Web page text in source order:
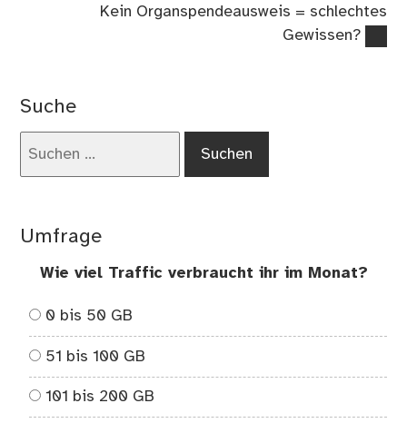
Nächster
Kein Organspendeausweis = schlechtes
Gewissen?
Suche
Umfrage
Wie viel Traffic verbraucht ihr im Monat?
0 bis 50 GB
51 bis 100 GB
101 bis 200 GB